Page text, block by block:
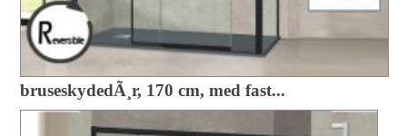
bruseskydedÃ¸r, 170 cm, med fast...